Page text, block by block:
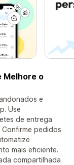
Melhore o
e
Use
de entrega
pedidos
mais eficiente.
compartilhada